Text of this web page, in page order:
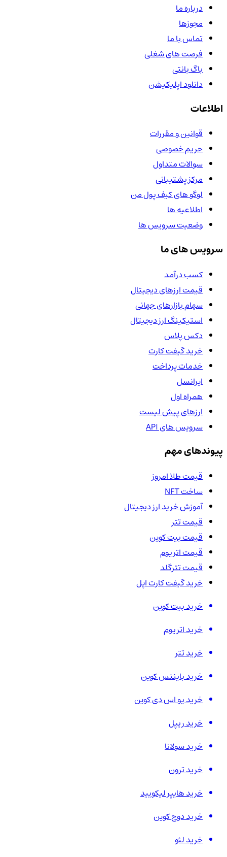
درباره ما
مجوزها
تماس با ما
فرصت های شغلی
باگ بانتی
دانلود اپلیکیشن
اطلاعات
قوانین و مقررات
حریم خصوصی
سوالات متداول
مرکز پشتیبانی
لوگو های کیف پول من
اطلاعیه ها
وضعیت سرویس ها
سرویس های ما
کسب درآمد
قیمت ارزهای دیجیتال
سهام بازارهای جهانی
استیکینگ ارز دیجیتال
دکس پلاس
خرید گیفت کارت
خدمات پرداخت
ایرانسل
همراه اول
ارزهای پیش لیست
سرویس های API
پیوندهای مهم
قیمت طلا امروز
ساخت NFT
آموزش خرید ارز دیجیتال
قیمت تتر
قیمت بیت کوین
قیمت اتریوم
قیمت تترگلد
خرید گیفت کارت اپل
خرید بیت کوین
خرید اتریوم
خرید تتر
خرید بایننس کوین
خرید یو اس دی کوین
خرید ریپل
خرید سولانا
خرید ترون
خرید هایپر لیکویید
خرید دوج کوین
خرید لئو